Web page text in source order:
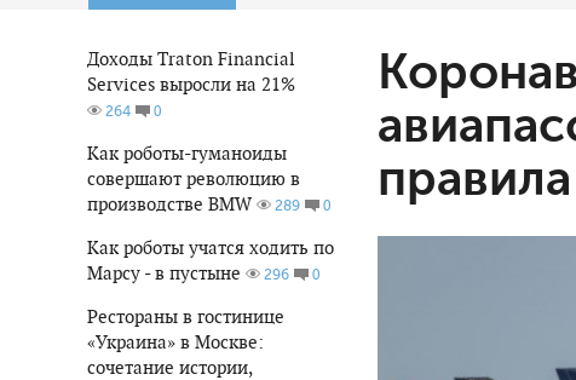
Доходы Traton Financial
Services выросли на 21%
264 0
Как роботы-гуманоиды
совершают революцию в
производстве BMW
289 0
Как роботы учатся ходить по
Марсу - в пустыне
296 0
Рестораны в гостинице
«Украина» в Москве:
сочетание истории,
правила